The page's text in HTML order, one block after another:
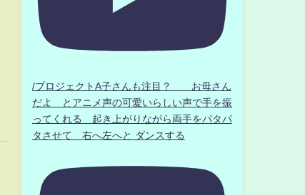
/プロジェクトA子さんも注目？ お母さん
だよ とアニメ声の可愛いらしい声で手を振
ってくれる 起き上がりながら両手をパタパ
タさせて 右へ左へと ダンスする